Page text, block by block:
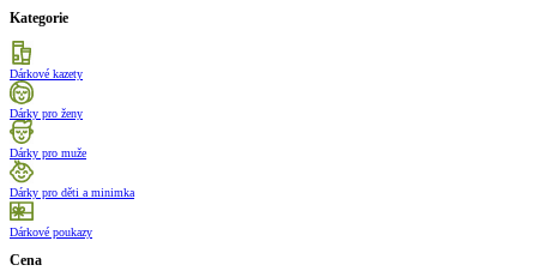
Kategorie
Dárkové kazety
Dárky pro ženy
Dárky pro muže
Dárky pro děti a minimka
Dárkové poukazy
Cena